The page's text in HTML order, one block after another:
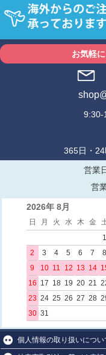
お気軽
9:30-
365日・24
営業
営
2026年 8月
日 月 火 水 木 金
1
2
3 4 5 6 7
8
9
10 11 12 13 14
16 17 18 19 20 21
23 24 25 26 27 28
30 31
個人情報の取り扱いについ